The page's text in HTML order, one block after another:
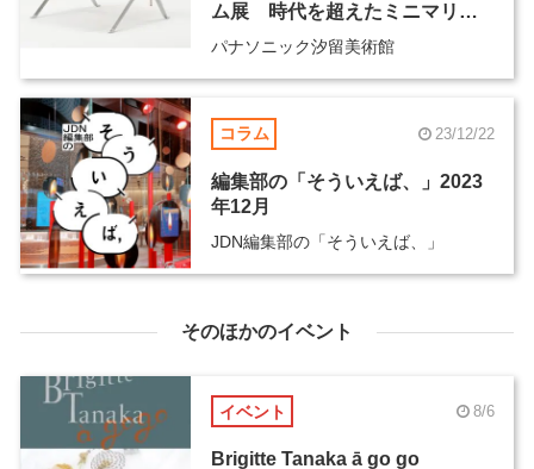
ム展 時代を超えたミニマリズ
ム
パナソニック汐留美術館
コラム 23/12/22
編集部の「そういえば、」2023
年12月
JDN編集部の「そういえば、」
そのほかのイベント
イベント 8/6
Brigitte Tanaka ā go go